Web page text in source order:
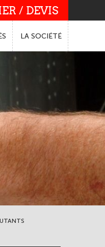
/ DEVIS
LA SOCIÉTÉ